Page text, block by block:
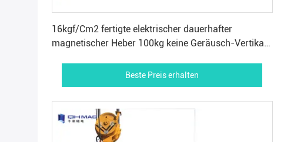
16kgf/Cm2 fertigte elektrischer dauerhafter
magnetischer Heber 100kg keine Geräusch-Vertikale
Beste Preis erhalten